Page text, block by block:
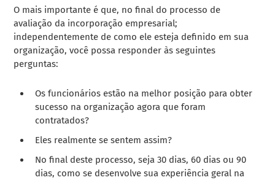
O mais importante é que, no final do processo de
avaliação da incorporação empresarial;
independentemente de como ele esteja definido em sua
organização, você possa responder às seguintes
perguntas:
Os funcionários estão na melhor posição para obter
sucesso na organização agora que foram
contratados?
Eles realmente se sentem assim?
No final deste processo, seja 30 dias, 60 dias ou 90
dias, como se desenvolve sua experiência geral na